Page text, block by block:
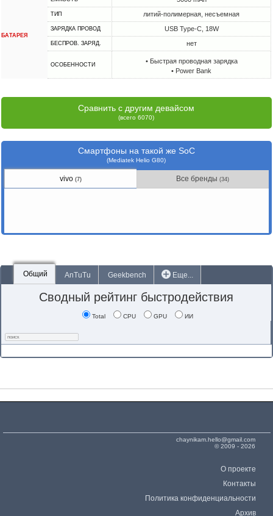
БАТАРЕЯ
ТИП литий-полимерная, несъемная
ЗАРЯДКА ПРОВОД USB Type-C, 18W
БЕСПРОВ. ЗАРЯД. нет
ОСОБЕННОСТИ
• Быстрая проводная зарядка
• Power Bank
Сравнить с другим девайсом
(всего 6070)
Смартфоны на такой же SoC
(Mediatek Helio G80)
vivo (7) Все бренды(34)
Общий AnTuTu Geekbench Еще...
Сводный рейтинг быстродействия
Total CPU GPU ИИ
chaynikam.hello@gmail.com
© 2009 - 2026
О проекте
Контакты
Политика конфиденциальности
Архив